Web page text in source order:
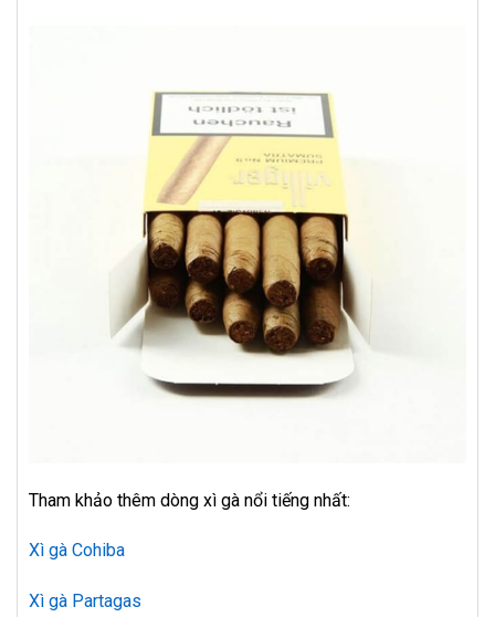
Tham khảo thêm dòng xì gà nổi tiếng nhất:
Xì gà Cohiba
Xì gà Partagas